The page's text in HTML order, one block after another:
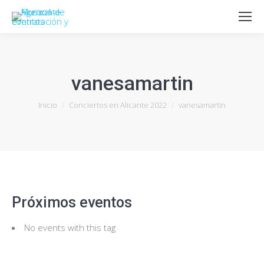
vanesamartin
Estás aquí:
Inicio Conciertos en Alicante 2022 vanesamartin
Próximos eventos
No events with this tag